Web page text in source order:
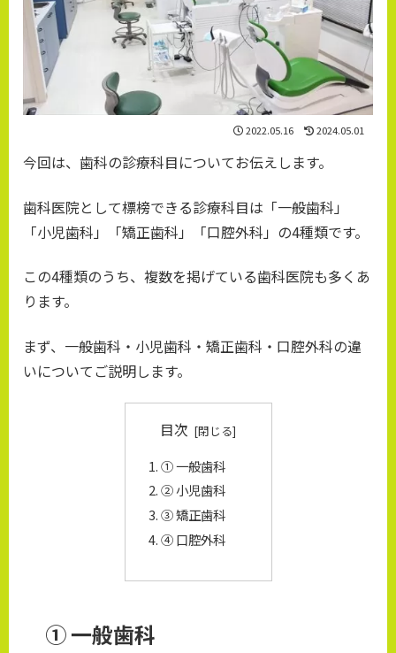
2022.05.16 2024.05.01
今回は、歯科の診療科目についてお伝えします。
歯科医院として標榜できる診療科目は「一般歯科」
「小児歯科」「矯正歯科」「口腔外科」の4種類です。
この4種類のうち、複数を掲げている歯科医院も多くあ
ります。
まず、一般歯科・小児歯科・矯正歯科・口腔外科の違
いについてご説明します。
目次
① 一般歯科
② 小児歯科
③ 矯正歯科
④ 口腔外科
① 一般歯科